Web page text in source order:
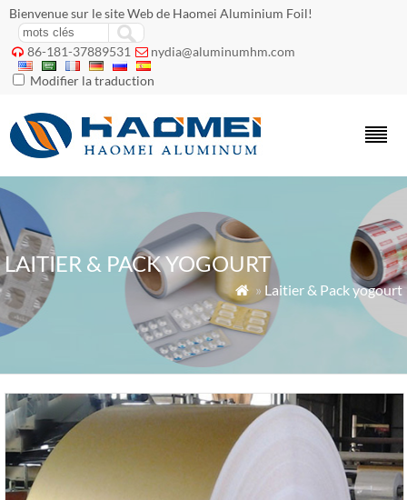
Bienvenue sur le site Web de Haomei Aluminium Foil!
 86-181-37889531  nydia@aluminumhm.com
Modifier la traduction
LAITIER & PACK YOGOURT
 » Laitier & Pack yogourt